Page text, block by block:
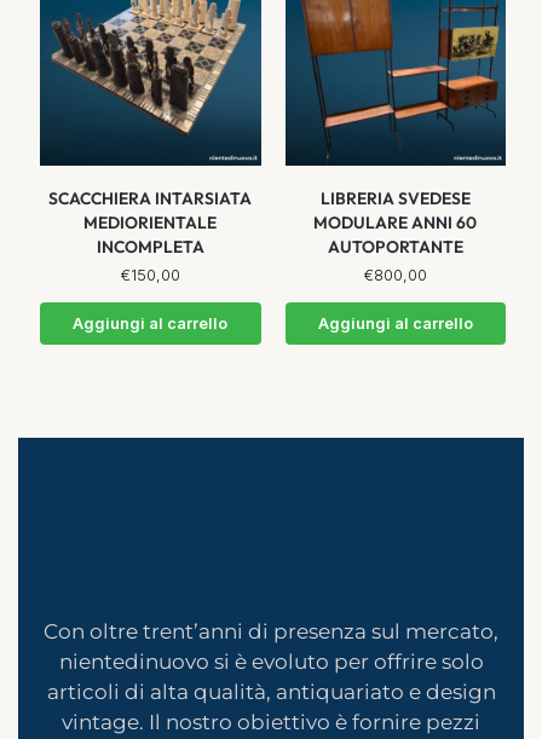
SCACCHIERA INTARSIATA
MEDIORIENTALE
INCOMPLETA
€150,00
Aggiungi al carrello
LIBRERIA SVEDESE
MODULARE ANNI 60
AUTOPORTANTE
€800,00
Aggiungi al carrello
Con oltre trent’anni di presenza sul mercato,
nientedinuovo si è evoluto per offrire solo
articoli di alta qualità, antiquariato e design
vintage. Il nostro obiettivo è fornire pezzi